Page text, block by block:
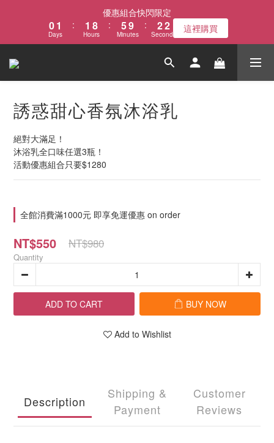
優惠組合快閃限定
01
0
Days
:
1
0
8
7
4
2
1
Hours
:
6
5
4
1
9
8
5
3
2
Minutes
:
3
2
1
2
1
0
Seconds 這裡購買
誘惑甜心香氛沐浴乳
絕對大滿足！
沐浴乳全口味任選3瓶！
活動優惠組合只要$1280
全館消費滿1000元 即享免運優惠 on order
NT$550 NT$980
Quantity
ADD TO CART BUY NOW
Add to Wishlist
Description
Shipping &
Payment
Customer
Reviews